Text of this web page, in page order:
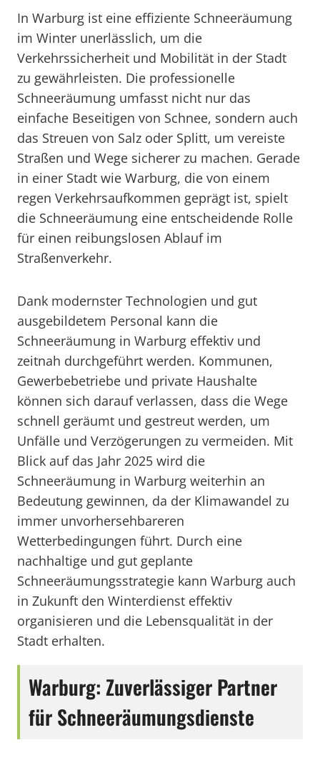
In Warburg ist eine effiziente Schneeräumung
im Winter unerlässlich, um die
Verkehrssicherheit und Mobilität in der Stadt
zu gewährleisten. Die professionelle
Schneeräumung umfasst nicht nur das
einfache Beseitigen von Schnee, sondern auch
das Streuen von Salz oder Splitt, um vereiste
Straßen und Wege sicherer zu machen. Gerade
in einer Stadt wie Warburg, die von einem
regen Verkehrsaufkommen geprägt ist, spielt
die Schneeräumung eine entscheidende Rolle
für einen reibungslosen Ablauf im
Straßenverkehr.
Dank modernster Technologien und gut
ausgebildetem Personal kann die
Schneeräumung in Warburg effektiv und
zeitnah durchgeführt werden. Kommunen,
Gewerbebetriebe und private Haushalte
können sich darauf verlassen, dass die Wege
schnell geräumt und gestreut werden, um
Unfälle und Verzögerungen zu vermeiden. Mit
Blick auf das Jahr 2025 wird die
Schneeräumung in Warburg weiterhin an
Bedeutung gewinnen, da der Klimawandel zu
immer unvorhersehbareren
Wetterbedingungen führt. Durch eine
nachhaltige und gut geplante
Schneeräumungsstrategie kann Warburg auch
in Zukunft den Winterdienst effektiv
organisieren und die Lebensqualität in der
Stadt erhalten.
Warburg: Zuverlässiger Partner
für Schneeräumungsdienste